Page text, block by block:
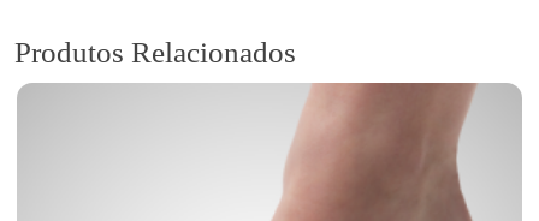
Produtos Relacionados